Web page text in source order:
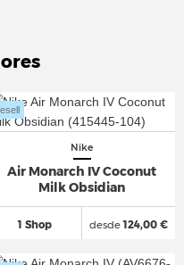
Nike
Air Monarch IV Coconut
Milk Obsidian
1 Shop desde124,00 €